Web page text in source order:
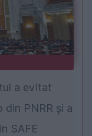
a evitat
din PNRR și a
SAFE